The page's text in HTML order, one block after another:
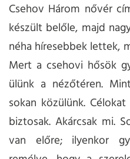
Csehov Három nővér
készült belőle, majd
néha híresebbek lettek,
Mert a csehovi hősök
ülünk a nézőtéren.
sokan közülünk.
biztosak. Akárcsak mi.
van előre; ilyenkor